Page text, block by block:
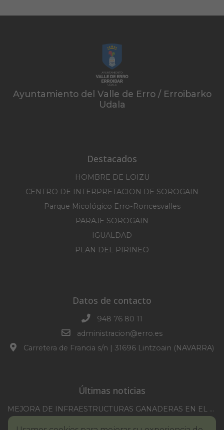
Ayuntamiento del Valle de Erro / Erroibarko
Udala
Destacados
HOMBRE DE LOIZU
CENTRO DE INTERPRETACION DE SOROGAIN
Parque Micológico Erro-Roncesvalles
PARAJE SOROGAIN
IGUALDAD
PLAN DEL PIRINEO
Datos de contacto
948 76 80 11
administracion@erro.es
Carretera de Francia s/n | 31696 Lintzoain (NAVARRA)
Últimas noticias
MEJORA DE INFRAESTRUCTURAS GANADERAS EN EL TM DE ERRO CAMPAÑA 2025-2026